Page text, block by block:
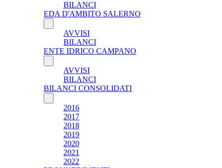
BILANCI
EDA D'AMBITO SALERNO
AVVISI
BILANCI
ENTE IDRICO CAMPANO
AVVISI
BILANCI
BILANCI CONSOLIDATI
2016
2017
2018
2019
2020
2021
2022